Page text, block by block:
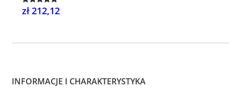
zł 212,12
INFORMACJE I CHARAKTERYSTYKA